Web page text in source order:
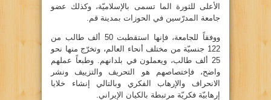
الأعلى للثورة الما تسمى بالإسلاميّة، وكذلك عضو
جامعة المدرّسين في الحوزات بمدينة قم.
ووفقاً للجامعة، فإنها استقطبت 50 ألف طالب من
122 جنسيّة من مختلف أنحاء العالم، وتخرّج منها نحو
25 ألف طالب، ويعملون في بلدانهم. وطبعاً عملهم
واضح، فإختصاصهم هو التحريف والتزييف ونشر
الانحراف والإرهاب الفكري وبالتالي إنشاء خلايا
إرهابيّة فكريّة مرتبطة بالكيان الإيراني.